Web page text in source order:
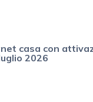
casa con
2026